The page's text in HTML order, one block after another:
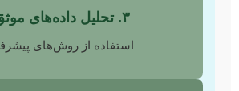
۳. تحلیل داده‌های موثق
استفاده از روش‌های